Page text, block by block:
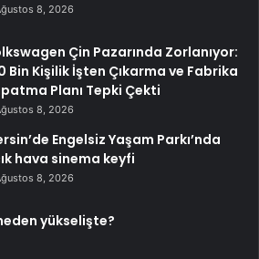
8, 2026
Çin Pazarında Zorlanıyor:
Bin Kişilik İşten Çıkarma ve Fabrika
Planı Tepki Çekti
8, 2026
Engelsiz Yaşam Parkı’nda
hava sinema keyfi
8, 2026
yükselişte?